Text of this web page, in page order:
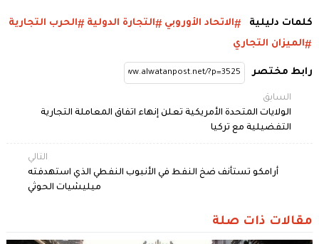
كلمات دليلية الاتحاد الأوروبي التجارة الدولية
الحرب التجارية
الميزان التجاري
رابط مختصر
السابق
الولايات المتحدة الأمريكية تعلن إنهاء اتفاق المعاملة التجارية
التفضيلية مع تركيا
التالي
أرامكو تستأنف ضخ النفط في الأنبوب النفطي الذي استهدفته
ميليشيات الحوثي
مقالات ذات صلة